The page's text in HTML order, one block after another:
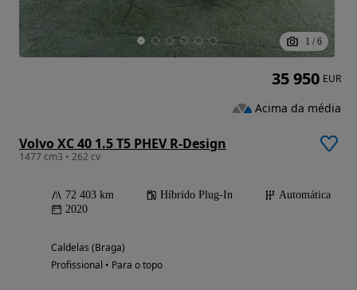
1 / 6
Volvo XC 40 1.5 T5 PHEV R-Design
1477 cm3 • 262 cv
72 403 km Híbrido Plug-In
Automática
2020
Caldelas (Braga)
Profissional • Para o topo
35 950 EUR
Acima da média